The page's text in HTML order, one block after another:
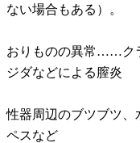
ない場合もある）。
おりものの異常……ク
ジダなどによる膣炎
性器周辺のブツブツ
ペスなど